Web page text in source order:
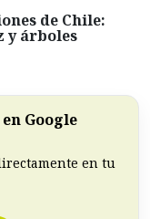
de Chile:
y árboles
Google
en tu